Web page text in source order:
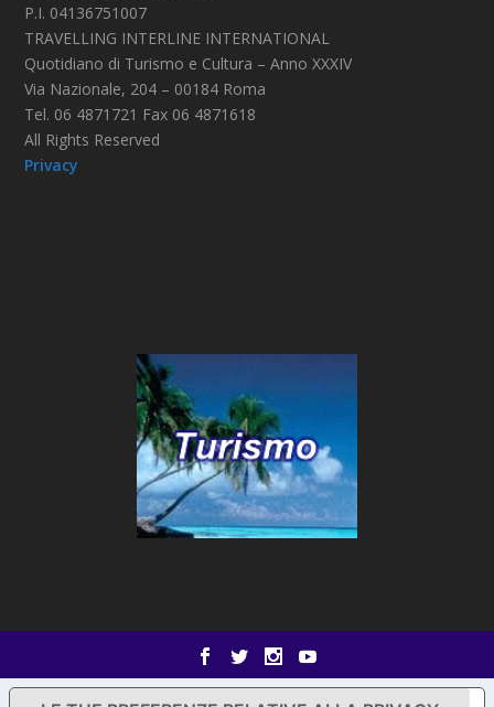
P.I. 04136751007
TRAVELLING INTERLINE INTERNATIONAL
Quotidiano di Turismo e Cultura – Anno XXXIV
Via Nazionale, 204 – 00184 Roma
Tel. 06 4871721 Fax 06 4871618
All Rights Reserved
Privacy